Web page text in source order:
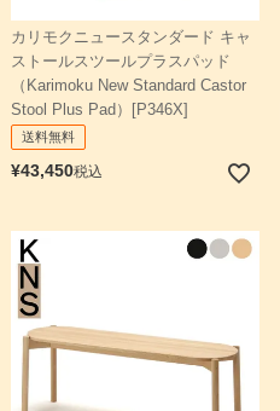
カリモクニュースタンダード キャ
ストールスツールプラスパッド
（Karimoku New Standard Castor
Stool Plus Pad）[P346X]
送料無料
¥43,450税込